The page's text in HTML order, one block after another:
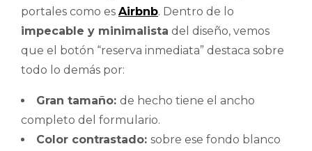
portales como es Airbnb. Dentro de lo
impecable y minimalista del diseño, vemos
que el botón “reserva inmediata” destaca sobre
todo lo demás por:
Gran tamaño: de hecho tiene el ancho
completo del formulario.
Color contrastado: sobre ese fondo blanco